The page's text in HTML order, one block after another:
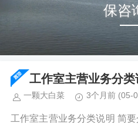
保咨
工作室主营业务分类
一颗大白菜 3个月前 (05-
工作室主营业务分类说明 简